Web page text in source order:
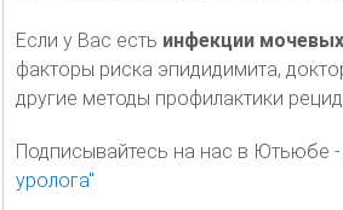
Если у Вас есть инфекции
факторы риска эпидидимита,
другие методы профилактики
Подписывайтесь на нас в Ютьюбе -
уролога"